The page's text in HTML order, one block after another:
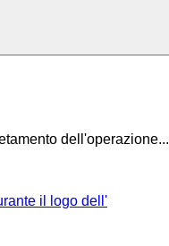
dell'operazione...